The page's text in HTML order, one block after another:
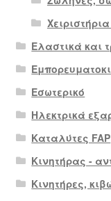
Ελαστικά και
Εσωτερικό
Ηλεκτρικά
Καταλύτες FAP
Κινητήρας -
Κινητήρες,